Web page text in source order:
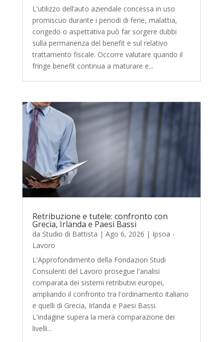
L'utilizzo dell’auto aziendale concessa in uso
promiscuo durante i periodi di ferie, malattia,
congedo o aspettativa può far sorgere dubbi
sulla permanenza del benefit e sul relativo
trattamento fiscale. Occorre valutare quando il
fringe benefit continua a maturare e...
Retribuzione e tutele: confronto con
Grecia, Irlanda e Paesi Bassi
da Studio di Battista | Ago 6, 2026 | Ipsoa -
Lavoro
L'Approfondimento della Fondazion Studi
Consulenti del Lavoro prosegue l'analisi
comparata dei sistemi retributivi europei,
ampliando il confronto tra l'ordinamento italiano
e quelli di Grecia, Irlanda e Paesi Bassi.
L'indagine supera la mera comparazione dei
livelli...